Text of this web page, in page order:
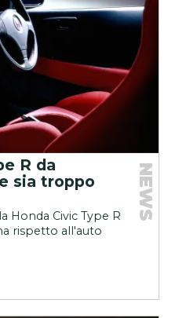
R da
sia troppo
Honda Civic Type R
rispetto all'auto
NEWS